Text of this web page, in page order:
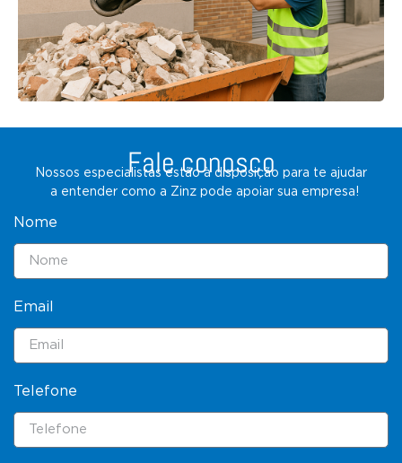
Fale conosco
Nossos especialistas estão à disposição para te ajudar
a entender como a Zinz pode apoiar sua empresa!
Nome
Email
Telefone